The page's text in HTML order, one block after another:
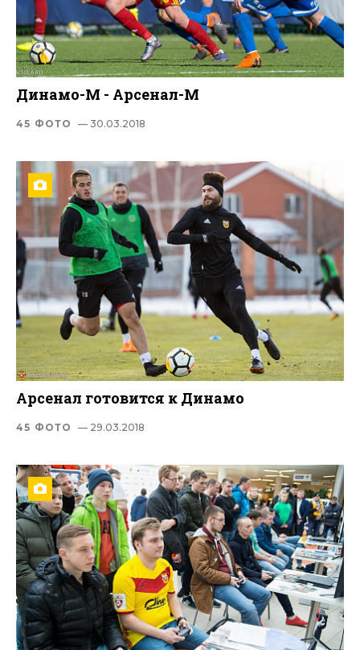
Динамо-М - Арсенал-М
45 ФОТО — 30.03.2018
Арсенал готовится к Динамо
45 ФОТО — 29.03.2018